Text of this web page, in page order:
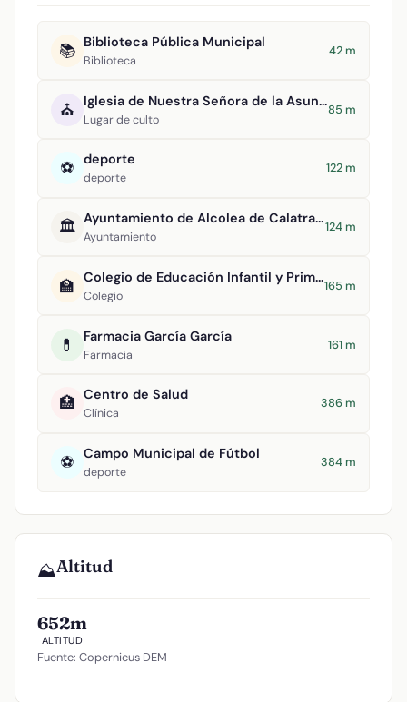
📚 Biblioteca Pública Municipal
Biblioteca
42 m
⛪ Iglesia de Nuestra Señora de la Asunción
Lugar de culto
85 m
⚽ deporte
deporte
122 m
🏛️ Ayuntamiento de Alcolea de Calatrava
Ayuntamiento
124 m
🏫 Colegio de Educación Infantil y Primaria Tomasa Gallardo
Colegio
165 m
💊 Farmacia García García
Farmacia
161 m
🏥 Centro de Salud
Clínica
386 m
⚽ Campo Municipal de Fútbol
deporte
384 m
⛰️Altitud
652m
ALTITUD
Fuente: Copernicus DEM